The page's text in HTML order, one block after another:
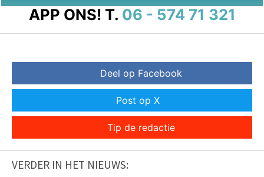
APP ONS! T. 06 - 574 71 321
Deel op Facebook
Post op X
Tip de redactie
VERDER IN HET NIEUWS: